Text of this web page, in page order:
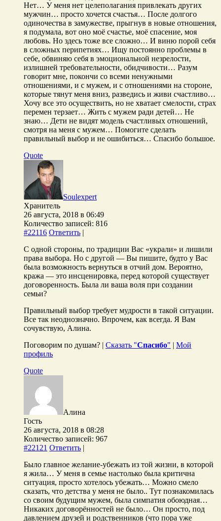
Нет… У меня нет целеполагания привлекать других
мужчин… просто хочется счастья… После долгого
одиночества в замужестве, прыгнув в новые отношения,
я подумала, вот оно моё счастье, моё спасение, моя
любовь. Но здесь тоже все сложно… И виню порой себя
в сложных перипетиях… Ищу постоянно проблемы в
себе, обвиняю себя в эмоциональной незрелости,
излишней требовательности, обидчивости… Разум
говорит мне, покончи со всеми ненужными
отношениями, и с мужем, и с отношениями на стороне,
которые тянут меня вниз, разведись и живи счастливо…
Хочу все это осуществить, но не хватает смелости, страх
перемен терзает… Жить с мужем ради детей… Не
знаю… Дети не видят модель счастливых отношений,
смотря на меня с мужем… Помогите сделать
правильный выбор и не ошибиться… Спасибо большое.
Quote
Soulexpert
Хранитель
26 августа, 2018 в 06:49
Количество записей: 816
#22116 Ответить |
С одной стороны, по традиции Вас «украли» и лишили
права выбора. Но с другой — Вы пишите, будто у Вас
была возможность вернуться в отчий дом. Вероятно,
кража — это инсценировка, перед которой существует
договоренность. Была ли ваша воля при создании
семьи?
Правильный выбор требует мудрости в такой ситуации.
Все так неоднозначно. Впрочем, как всегда. Я Вам
сочувствую, Алина.
Поговорим по душам? | Сказать "Спасибо" | Мой
профиль
Quote
Алина
Гость
26 августа, 2018 в 08:28
Количество записей: 967
#22121 Ответить |
Было главное желание-убежать из той жизни, в которой
я жила… У меня в семье настолько была критична
ситуация, просто хотелось убежать… Можно смело
сказать, что детства у меня не было.. Тут познакомилась
со своим будущим мужем, была симпатия обоюдная…
Никаких договорённостей не было… Он просто, под
давлением друзей и родственников (что пора уже